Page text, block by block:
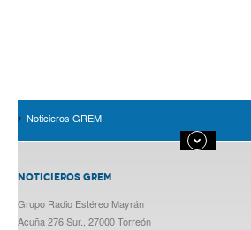
Noticieros GREM
NOTICIEROS GREM
Grupo Radio Estéreo Mayrán
Acuña 276 Sur., 27000 Torreón